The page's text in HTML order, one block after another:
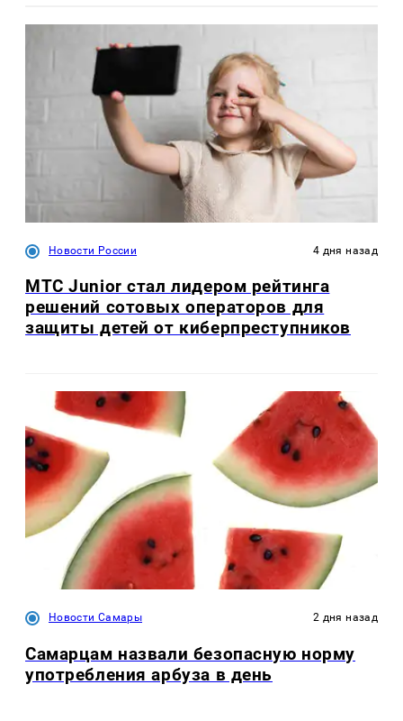
Новости России 4 дня назад
МТС Junior стал лидером рейтинга
решений сотовых операторов для
защиты детей от киберпреступников
Новости Самары 2 дня назад
Самарцам назвали безопасную норму
употребления арбуза в день